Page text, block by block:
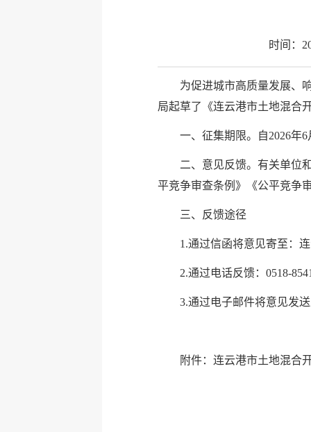
时间：
为促进城市高质量发展、
局起草了《连云港市土地混合
一、征集期限。自2026年
二、意见反馈。有关单位
平竞争审查条例》《公平竞争
三、反馈途径
1.通过信函将意见寄至：
2.通过电话反馈：0518-
3.通过电子邮件将意见发
附件： 连云港市土地混合